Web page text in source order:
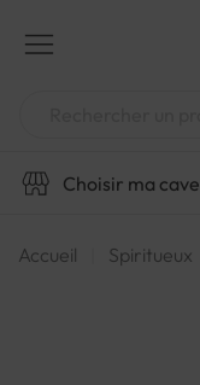
contenu
Choisir ma cave
Accueil Spiritueux